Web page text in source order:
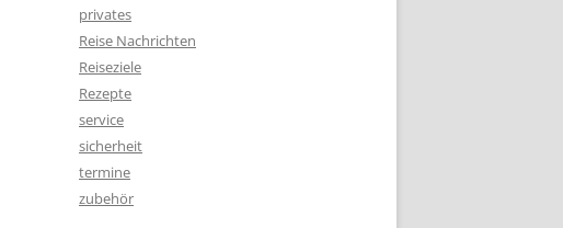
privates
Reise Nachrichten
Reiseziele
Rezepte
service
sicherheit
termine
zubehör